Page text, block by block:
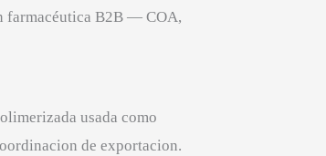
farmacéutica B2B — COA,
usada como
de exportacion.